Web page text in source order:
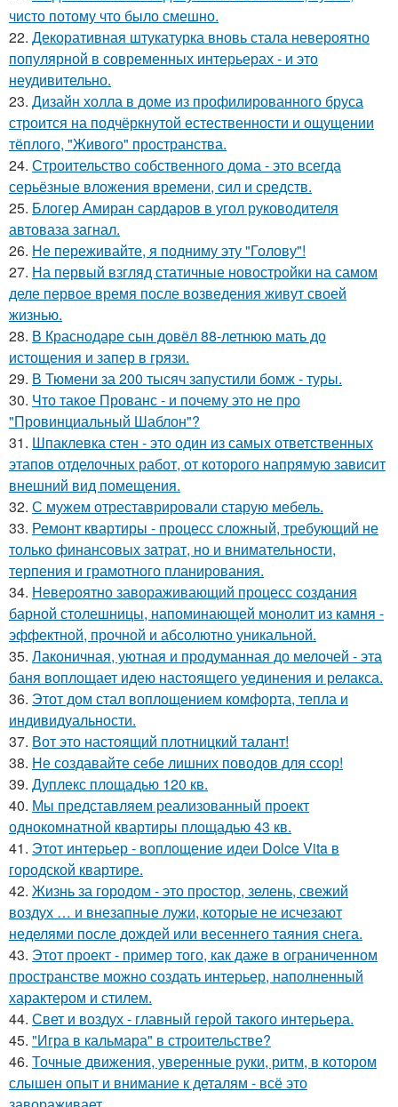
чисто потому что было смешно.
22. Декоративная штукатурка вновь стала невероятно
популярной в современных интерьерах - и это
неудивительно.
23. Дизайн холла в доме из профилированного бруса
строится на подчёркнутой естественности и ощущении
тёплого, "Живого" пространства.
24. Строительство собственного дома - это всегда
серьёзные вложения времени, сил и средств.
25. Блогер Амиран сардаров в угол руководителя
автоваза загнал.
26. Не переживайте, я подниму эту "Голову"!
27. На первый взгляд статичные новостройки на самом
деле первое время после возведения живут своей
жизнью.
28. В Краснодаре сын довёл 88-летнюю мать до
истощения и запер в грязи.
29. В Тюмени за 200 тысяч запустили бомж - туры.
30. Что такое Прованс - и почему это не про
"Провинциальный Шаблон"?
31. Шпаклевка стен - это один из самых ответственных
этапов отделочных работ, от которого напрямую зависит
внешний вид помещения.
32. С мужем отреставрировали старую мебель.
33. Ремонт квартиры - процесс сложный, требующий не
только финансовых затрат, но и внимательности,
терпения и грамотного планирования.
34. Невероятно завораживающий процесс создания
барной столешницы, напоминающей монолит из камня -
эффектной, прочной и абсолютно уникальной.
35. Лаконичная, уютная и продуманная до мелочей - эта
баня воплощает идею настоящего уединения и релакса.
36. Этот дом стал воплощением комфорта, тепла и
индивидуальности.
37. Вот это настоящий плотницкий талант!
38. Не создавайте себе лишних поводов для ссор!
39. Дуплекс площадью 120 кв.
40. Мы представляем реализованный проект
однокомнатной квартиры площадью 43 кв.
41. Этот интерьер - воплощение идеи Dolce Vita в
городской квартире.
42. Жизнь за городом - это простор, зелень, свежий
воздух … и внезапные лужи, которые не исчезают
неделями после дождей или весеннего таяния снега.
43. Этот проект - пример того, как даже в ограниченном
пространстве можно создать интерьер, наполненный
характером и стилем.
44. Свет и воздух - главный герой такого интерьера.
45. "Игра в кальмара" в строительстве?
46. Точные движения, уверенные руки, ритм, в котором
слышен опыт и внимание к деталям - всё это